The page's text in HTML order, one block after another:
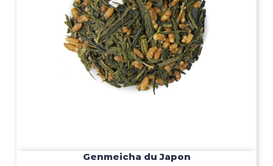
Genmeicha du Japon